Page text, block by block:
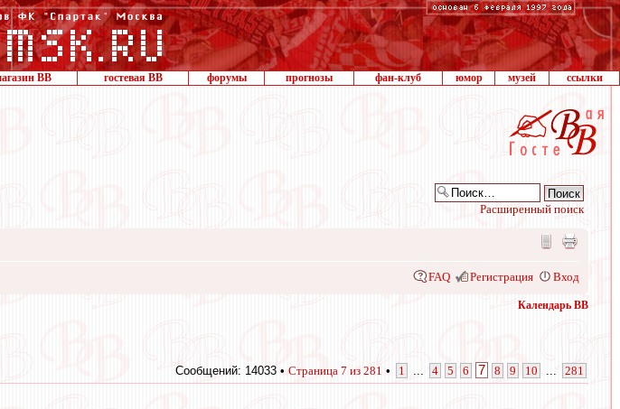
ВВ гостевая ВВ форумы прогнозы фан-клуб юмор музей ссылки
Расширенный поиск
FAQ Регистрация Вход
Календарь ВВ
Сообщений: 14033 • Страница 7 из 281 • 1 4 5 6 7 8 9 10 281